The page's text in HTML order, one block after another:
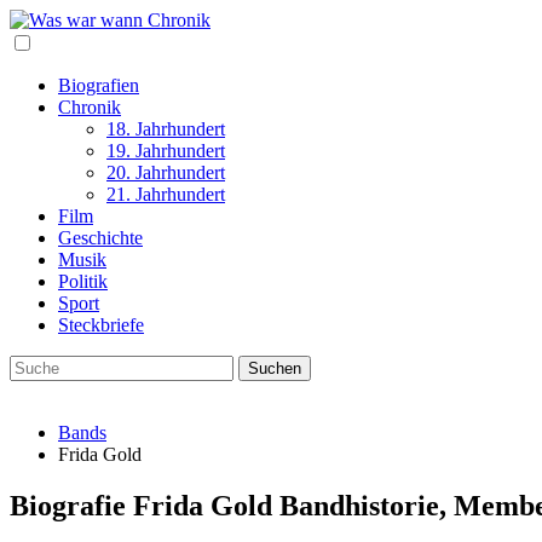
Biografien
Chronik
18. Jahrhundert
19. Jahrhundert
20. Jahrhundert
21. Jahrhundert
Film
Geschichte
Musik
Politik
Sport
Steckbriefe
Bands
Frida Gold
Biografie Frida Gold Bandhistorie,